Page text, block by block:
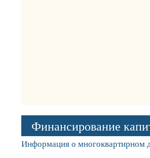
Финансирование
Информация о многоквартирном